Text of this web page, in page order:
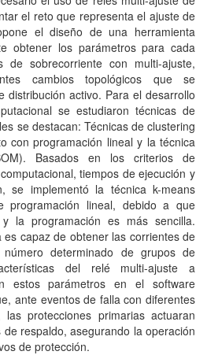
el reto que representa el ajuste de
el diseño de una herramienta
obtener los parámetros para cada
sobrecorriente con multi-ajuste,
cambios topológicos que se
distribución activo. Para el desarrollo
se estudiaron técnicas de
se destacan: Técnicas de clustering
con programación lineal y la técnica
Basados en los criterios de
tiempos de ejecución y
se implementó la técnica k-means
programación lineal, debido a que
la programación es más sencilla.
capaz de obtener las corrientes de
determinado de grupos de
del relé multi-ajuste a
estos parámetros en el software
ante eventos de falla con diferentes
protecciones primarias actuaran
respaldo, asegurando la operación
de protección.